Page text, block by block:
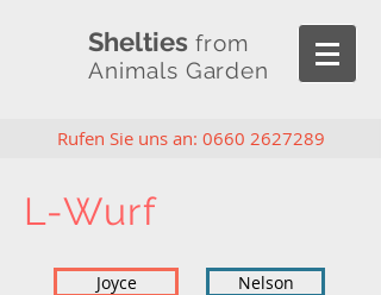
Shelties from
Animals Garden
Rufen Sie uns an: 0660 2627289
L-Wurf
Joyce Nelson